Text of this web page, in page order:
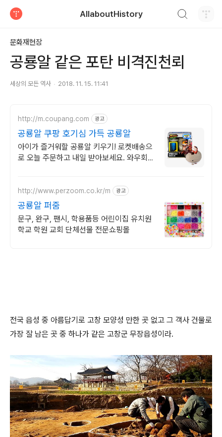
AllaboutHistory
문화재현장
공룡알 같은 포탄 비격진천뢰
세상의 모든 역사 2018. 11. 15. 11:41
http://m.coupang.com 광고
공룡알 쿠팡 호기심 가득 공룡알
아이가 즐거워할 공룡알 키우기! 로켓배송으
로 오늘 주문하고 내일 받아보세요. 와우회원
http://www.perzoom.co.kr/m 광고
공룡알 퍼줌
문구, 완구, 팬시, 학용품등 어린이집 유치원
학교 학원 교회 단체선물 전문쇼핑몰
전국 읍성 중 아름답기로 고창 모양성 만한 곳 없고 그 객사 건물로
가장 잘 남은 곳 중 하나가 같은 고창군 무장읍성이라.